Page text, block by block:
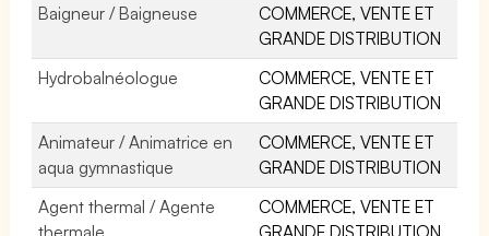
Baigneur / Baigneuse
COMMERCE, VENTE ET
GRANDE DISTRIBUTION
Hydrobalnéologue
COMMERCE, VENTE ET
GRANDE DISTRIBUTION
Animateur / Animatrice en
aqua gymnastique
COMMERCE, VENTE ET
GRANDE DISTRIBUTION
Agent thermal / Agente
thermale
COMMERCE, VENTE ET
GRANDE DISTRIBUTION